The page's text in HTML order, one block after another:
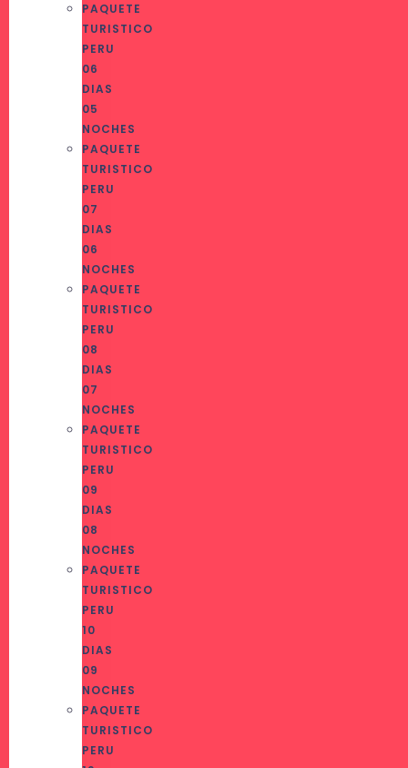
PAQUETE
TURISTICO
PERU
06
DIAS
05
NOCHES
PAQUETE
TURISTICO
PERU
07
DIAS
06
NOCHES
PAQUETE
TURISTICO
PERU
08
DIAS
07
NOCHES
PAQUETE
TURISTICO
PERU
09
DIAS
08
NOCHES
PAQUETE
TURISTICO
PERU
10
DIAS
09
NOCHES
PAQUETE
TURISTICO
PERU